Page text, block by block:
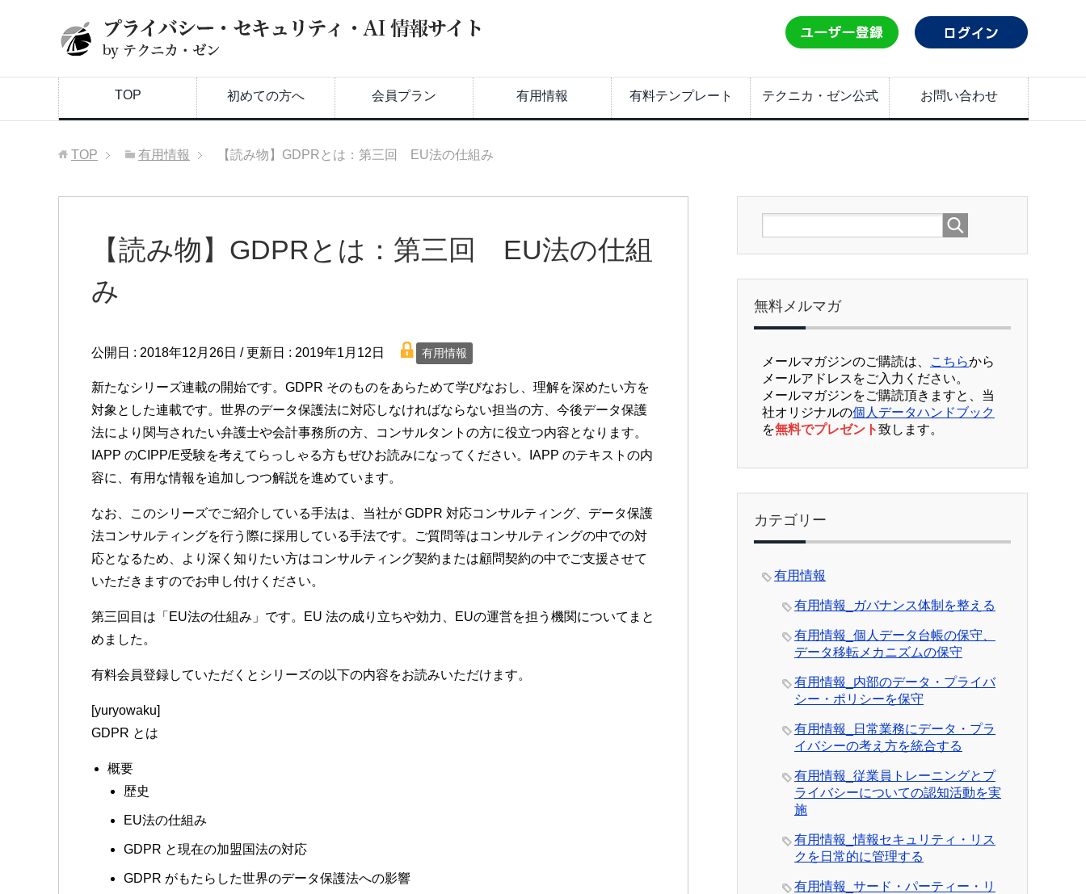
TOP 初めての方へ 会員プラン 有用情報 有料テンプレート テクニカ・ゼン公式 お問い合わせ
TOP 有用情報 【読み物】GDPRとは：第三回 EU法の仕組み
【読み物】GDPRとは：第三回 EU法の仕組
み
公開日 : 2018年12月26日 / 更新日 : 2019年1月12日 lock 有用情報
新たなシリーズ連載の開始です。GDPR そのものをあらためて学びなおし、理解を深めたい方を
対象とした連載です。世界のデータ保護法に対応しなければならない担当の方、今後データ保護
法により関与されたい弁護士や会計事務所の方、コンサルタントの方に役立つ内容となります。
IAPP のCIPP/E受験を考えてらっしゃる方もぜひお読みになってください。IAPP のテキストの内
容に、有用な情報を追加しつつ解説を進めています。
なお、このシリーズでご紹介している手法は、当社が GDPR 対応コンサルティング、データ保護
法コンサルティングを行う際に採用している手法です。ご質問等はコンサルティングの中での対
応となるため、より深く知りたい方はコンサルティング契約または顧問契約の中でご支援させて
いただきますのでお申し付けください。
第三回目は「EU法の仕組み」です。EU 法の成り立ちや効力、EUの運営を担う機関についてまと
めました。
有料会員登録していただくとシリーズの以下の内容をお読みいただけます。
[yuryowaku]
GDPR とは
概要
歴史
EU法の仕組み
GDPR と現在の加盟国法の対応
GDPR がもたらした世界のデータ保護法への影響
無料メルマガ
メールマガジンのご購読は、 こちらから
メールアドレスをご入力ください。
メールマガジンをご購読頂きますと、当
社オリジナルの個人データハンドブック
を無料でプレゼント致します。
カテゴリー
有用情報
有用情報_ガバナンス体制を整える
有用情報_個人データ台帳の保守、
データ移転メカニズムの保守
有用情報_内部のデータ・プライバ
シー・ポリシーを保守
有用情報_日常業務にデータ・プラ
イバシーの考え方を統合する
有用情報_従業員トレーニングとプ
ライバシーについての認知活動を実
施
有用情報_情報セキュリティ・リス
クを日常的に管理する
有用情報_サード・パーティー・リ